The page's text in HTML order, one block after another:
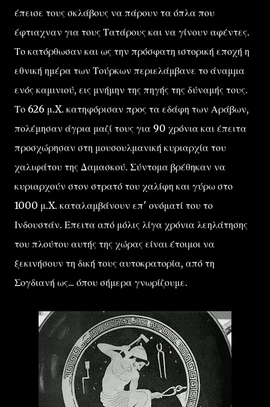
έπεισε τους σκλάβους να πάρουν τα όπλα που
έφτιαχναν για τους Τατάρους και να γίνουν αφέντες.
Το κατόρθωσαν και ως την πρόσφατη ιστορική εποχή η
εθνική ημέρα των Τούρκων περιελάμβανε το άναμμα
ενός καμινιού, εις μνήμην της πηγής της δύναμής τους.
Το 626 μ.X. κατηφόρισαν προς τα εδάφη των Αράβων,
πολέμησαν άγρια μαζί τους για 90 χρόνια και έπειτα
προσχώρησαν στη μουσουλμανική κυριαρχία του
χαλιφάτου της Δαμασκού. Σύντομα βρέθηκαν να
κυριαρχούν στον στρατό του χαλίφη και γύρω στο
1000 μ.X. καταλαμβάνουν επ' ονόματί του το
Ινδουστάν. Επειτα από μόλις λίγα χρόνια λεηλάτησης
του πλούτου αυτής της χώρας είναι έτοιμοι να
ξεκινήσουν τη δική τους αυτοκρατορία, από τη
Σογδιανή ως... όπου σήμερα γνωρίζουμε.